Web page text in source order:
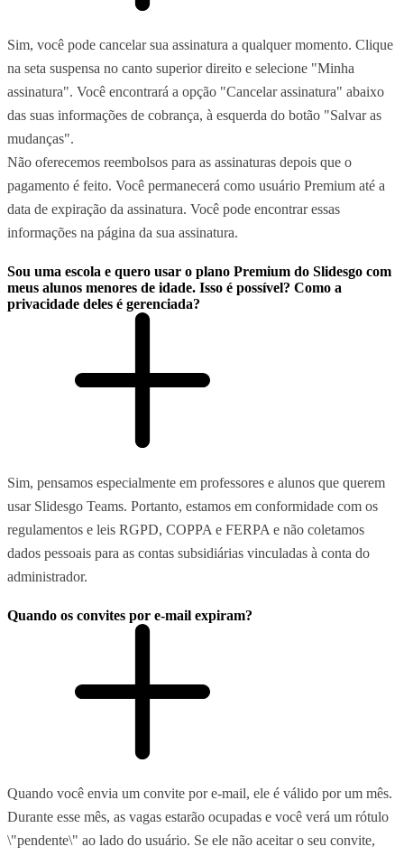
Sim, você pode cancelar sua assinatura a qualquer momento. Clique
na seta suspensa no canto superior direito e selecione "Minha
assinatura". Você encontrará a opção "Cancelar assinatura" abaixo
das suas informações de cobrança, à esquerda do botão "Salvar as
mudanças".
Não oferecemos reembolsos para as assinaturas depois que o
pagamento é feito. Você permanecerá como usuário Premium até a
data de expiração da assinatura. Você pode encontrar essas
informações na página da sua assinatura.
Sou uma escola e quero usar o plano Premium do Slidesgo com
meus alunos menores de idade. Isso é possível? Como a
privacidade deles é gerenciada?
Sim, pensamos especialmente em professores e alunos que querem
usar Slidesgo Teams. Portanto, estamos em conformidade com os
regulamentos e leis RGPD, COPPA e FERPA e não coletamos
dados pessoais para as contas subsidiárias vinculadas à conta do
administrador.
Quando os convites por e-mail expiram?
Quando você envia um convite por e-mail, ele é válido por um mês.
Durante esse mês, as vagas estarão ocupadas e você verá um rótulo
\"pendente\" ao lado do usuário. Se ele não aceitar o seu convite,